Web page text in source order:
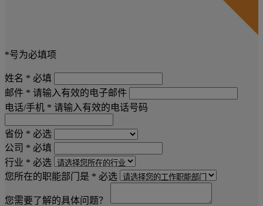
*号为必填项
姓名 * 必填
邮件 * 请输入有效的电子邮件
电话/手机 * 请输入有效的电话号码
省份 * 必选
公司 * 必填
行业 * 必选
您所在的职能部门是 * 必选
您需要了解的具体问题？